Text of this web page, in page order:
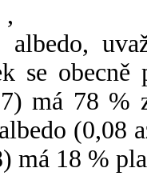
,
albedo,
se
má 78 %
(0,08
má 18 %